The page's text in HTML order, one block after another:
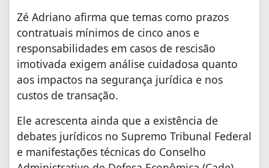
Zé Adriano afirma que temas como prazos
contratuais mínimos de cinco anos e
responsabilidades em casos de rescisão
imotivada exigem análise cuidadosa quanto
aos impactos na segurança jurídica e nos
custos de transação.
Ele acrescenta ainda que a existência de
debates jurídicos no Supremo Tribunal Federal
e manifestações técnicas do Conselho